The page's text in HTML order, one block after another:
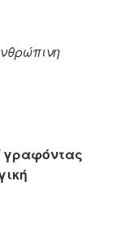
γραφόντας